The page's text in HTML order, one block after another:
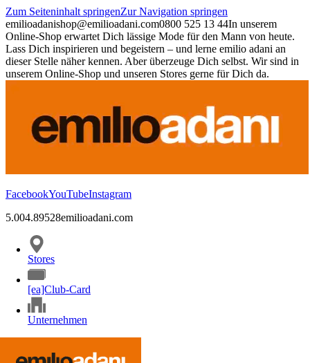
Zum Seiteninhalt springenZur Navigation springen
emilioadanishop@emilioadani.com0800 525 13 44In unserem
Online-Shop erwartet Dich lässige Mode für den Mann von heute.
Lass Dich inspirieren und begeistern – und lerne emilio adani an
dieser Stelle näher kennen. Aber überzeuge Dich selbst. Wir sind in
unserem Online-Shop und unseren Stores gerne für Dich da.
FacebookYouTubeInstagram
5.004.89528emilioadani.com
Stores
[ea]Club-Card
Unternehmen